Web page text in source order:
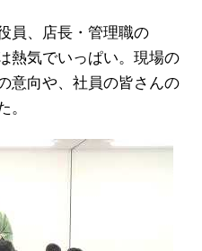
員、店長・管理職の
熱気でいっぱい。現場の
意向や、社員の皆さんの
。